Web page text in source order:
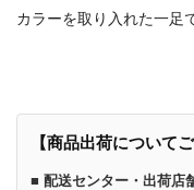
カラーを取り入れた一足
【商品出荷についてご
■ 配送センター・出荷店